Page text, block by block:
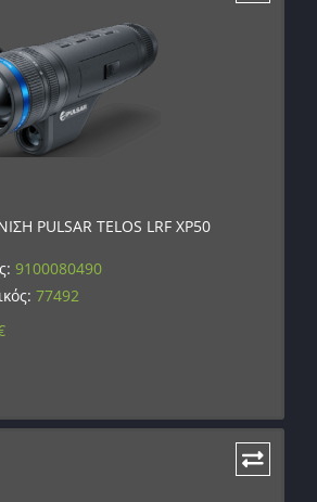
PULSAR TELOS LRF XP50
9100080490
77492